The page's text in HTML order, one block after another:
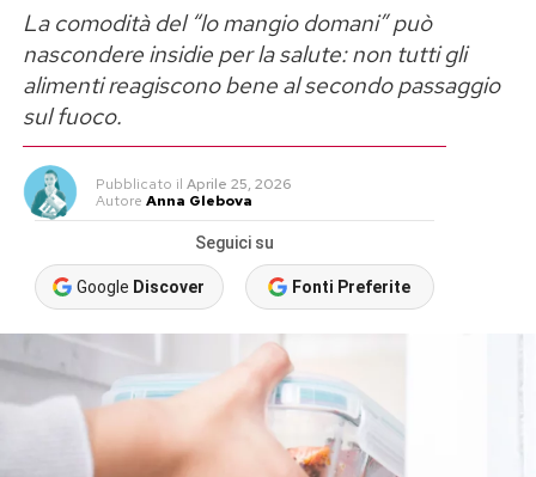
La comodità del “lo mangio domani” può
nascondere insidie per la salute: non tutti gli
alimenti reagiscono bene al secondo passaggio
sul fuoco.
Pubblicato il Aprile 25, 2026
Autore Anna Glebova
Seguici su
Google Discover Fonti Preferite